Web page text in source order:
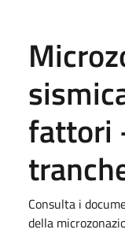
fattori
Consulta i
della